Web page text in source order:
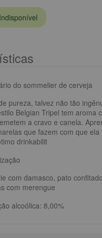
do sommelier de cerveja
pureza, talvez não tão
Belgian Tripel tem aroma
a cravo e canela.
que fazem com que ela
drinkabilit
com damasco, pato
com merengue
alcoólica: 8,00%